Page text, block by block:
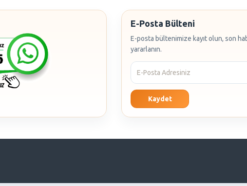
E-Posta Bülteni
E-posta bültenimize kayıt olun, son
yararlanın.
Kaydet